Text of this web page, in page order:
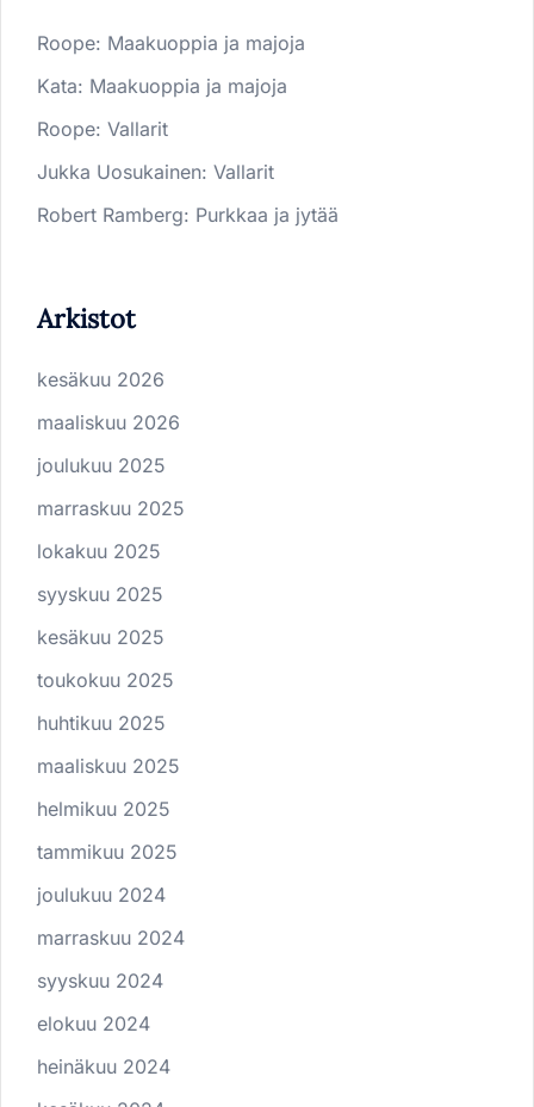
Roope: Maakuoppia ja majoja
Kata: Maakuoppia ja majoja
Roope: Vallarit
Jukka Uosukainen: Vallarit
Robert Ramberg: Purkkaa ja jytää
Arkistot
kesäkuu 2026
maaliskuu 2026
joulukuu 2025
marraskuu 2025
lokakuu 2025
syyskuu 2025
kesäkuu 2025
toukokuu 2025
huhtikuu 2025
maaliskuu 2025
helmikuu 2025
tammikuu 2025
joulukuu 2024
marraskuu 2024
syyskuu 2024
elokuu 2024
heinäkuu 2024